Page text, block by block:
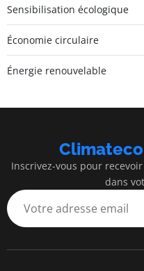
Sensibilisation écologique
Économie circulaire
Énergie renouvelable
Inscrivez-vous pour
dans